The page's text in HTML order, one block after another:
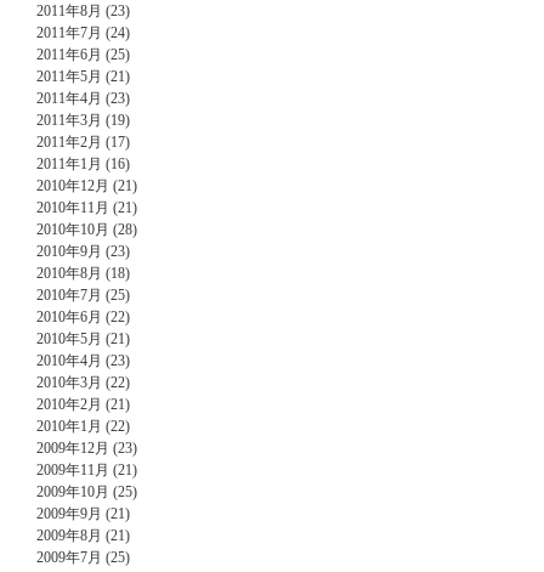
2011年8月 (23)
2011年7月 (24)
2011年6月 (25)
2011年5月 (21)
2011年4月 (23)
2011年3月 (19)
2011年2月 (17)
2011年1月 (16)
2010年12月 (21)
2010年11月 (21)
2010年10月 (28)
2010年9月 (23)
2010年8月 (18)
2010年7月 (25)
2010年6月 (22)
2010年5月 (21)
2010年4月 (23)
2010年3月 (22)
2010年2月 (21)
2010年1月 (22)
2009年12月 (23)
2009年11月 (21)
2009年10月 (25)
2009年9月 (21)
2009年8月 (21)
2009年7月 (25)